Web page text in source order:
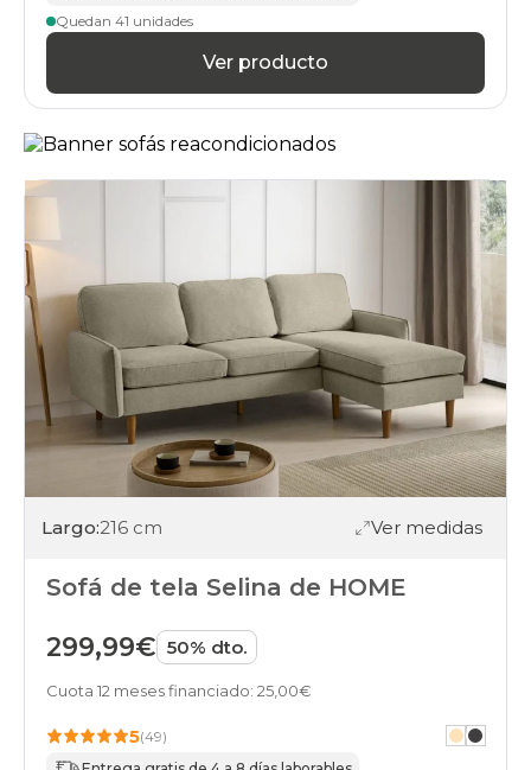
Quedan 41 unidades
Ver producto
Largo:216 cm Ver medidas
Sofá de tela Selina de HOME
299,99€ 50% dto.
Cuota 12 meses financiado: 25,00€
5(49)